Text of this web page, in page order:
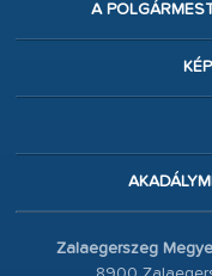
A
Zalaegerszeg